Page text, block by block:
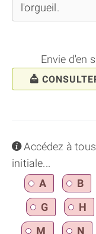
l'orgueil.
Envie d'en
infoAccédez à
initiale...
A
B
G
H
M
N